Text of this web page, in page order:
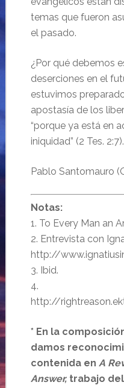
temas que fueron
el pasado.
¿Por qué debemos
deserciones en el
estuvimos
apostasía de los
“porque ya está en
iniquidad” (2 Tes.
Pablo Santomauro
Notas:
1. To Every Man an
2. Entrevista con
http://
3. Ibid.
4.
http://
* En la
damos
contenida en A
Answer, trabajo